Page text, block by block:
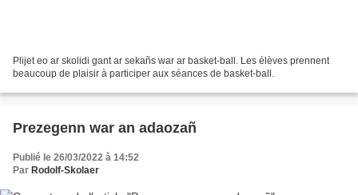
Plijet eo ar skolidi gant ar sekañs war ar basket-ball. Les élèves prennent
beaucoup de plaisir à participer aux séances de basket-ball.
Prezegenn war an adaozañ
Publié le 26/03/2022 à 14:52
Par Rodolf-Skolaer